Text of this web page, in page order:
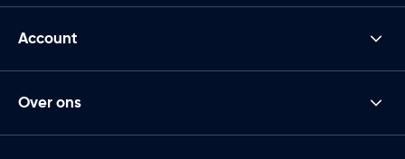
Account
Over ons